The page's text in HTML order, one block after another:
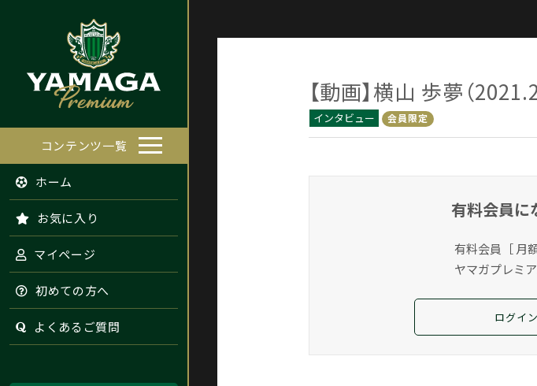
コンテンツ一覧
ホーム
お気に入り
マイページ
初めての方へ
よくあるご質問
【動画】横山 歩夢（
インタビュー 会員限定
有料会員に
有料会員［ 月
ヤマガプレミ
ログイン